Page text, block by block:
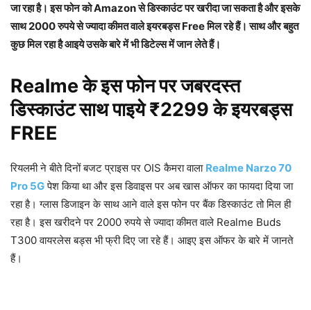
जा रहा है। इस फोन को Amazon से डिस्काउंट पर खरीदा जा सकता है और इसके
साथ 2000 रुपये से ज्यादा कीमत वाले इयरबड्स Free मिल रहे हैं। साथ और बहुत
कुछ मिल रहा है आइये उसके बारे में भी डिटेल्स में जान लेते हैं।
Realme के इस फोन पर जबरदस्त
डिस्काउंट साथ पाइये ₹2299 के इयरबड्स
FREE
रियलमी ने बीते दिनों बजट प्राइस पर OIS कैमरा वाला Realme Narzo 70
Pro 5G पेश किया था और इस डिवाइस पर अब खास ऑफर का फायदा दिया जा
रहा है। ग्लास डिजाइन के साथ आने वाले इस फोन पर बैंक डिस्काउंट तो मिल ही
रहा है। इस खरीदने पर 2000 रुपये से ज्यादा कीमत वाले Realme Buds
T300 वायरलेस बड्स भी फ्री दिए जा रहे हैं। आइए इस ऑफर के बारे में जानते
हैं।